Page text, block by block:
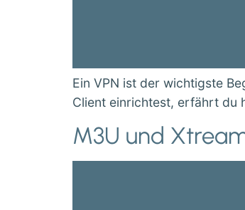
Ein VPN ist der wichtigste
Client einrichtest, erfährt du
M3U und